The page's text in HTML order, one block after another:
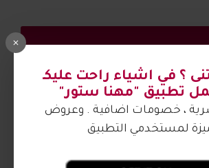
؟ في اشياء راحت عليكـ
تطبيق "مهنا ستور"
، خصومات اضافية . وعروض
لمستخدمي التطبيق
وتفاصيل جميلة
مهنا ستور